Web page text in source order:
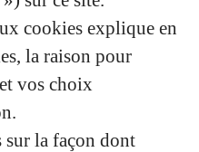
cookies explique en
la raison pour
vos choix
la façon dont